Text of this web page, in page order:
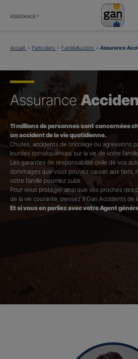
ASSISTANCE ?
Accueil Particuliers Famille&Loisirs Assurance
Assurance
11 millions de personnes sont concernées
un accident de la vie quotidienne.
Chutes, accidents de bricolage ou agressions
lourdes conséquences sur la vie de votre
Les garanties de responsabilité civile de vos
dommages que vous pouvez causer aux tiers,
votre famille pourriez subir.
Pour vous protéger ainsi que vos proches des
de la vie courante, pensez à Gan Accidents de
Et si vous en parliez avec votre Agent